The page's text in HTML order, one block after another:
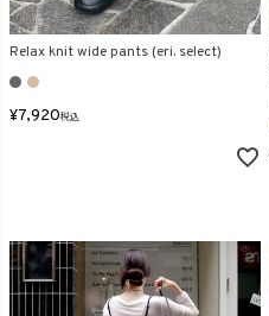
Relax knit wide pants (eri. select)
¥7,920税込